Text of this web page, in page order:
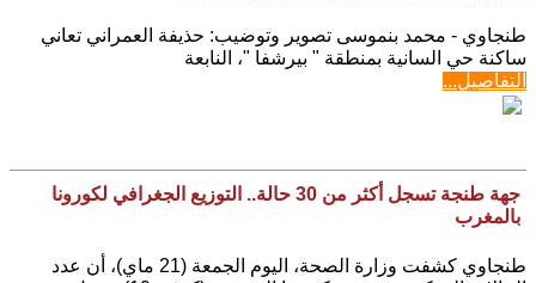
طنجاوي - محمد بنموسى تصوير وتوضيب: حذيفة العمراني تعاني
ساكنة حي السانية بمنطقة " بيرشفا "، النابعة
التفاصيل...
جهة طنجة تسجل أكثر من 30 حالة.. التوزيع الجغرافي لكورونا
بالمغرب
طنجاوي كشفت وزارة الصحة، اليوم الجمعة (21 ماي)، أن عدد